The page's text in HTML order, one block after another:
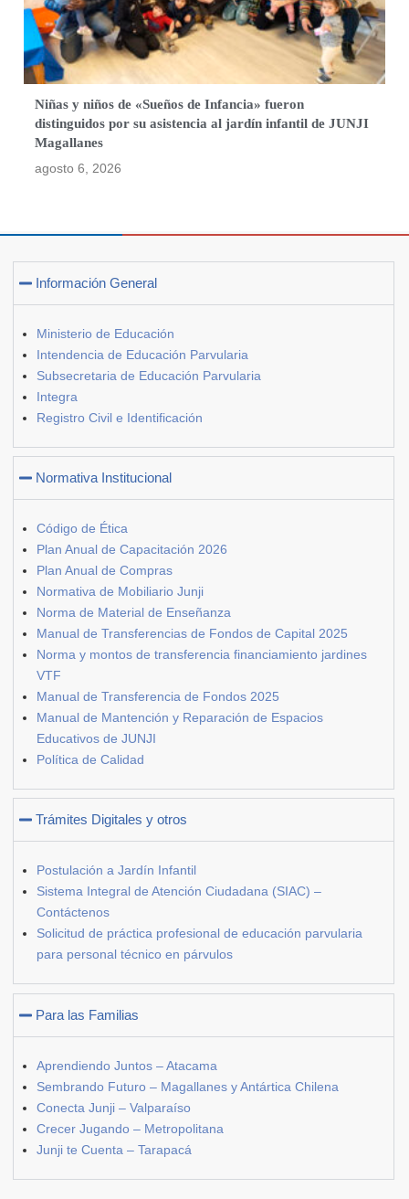
Niñas y niños de «Sueños de Infancia» fueron
distinguidos por su asistencia al jardín infantil de JUNJI
Magallanes
agosto 6, 2026
Información General
Ministerio de Educación
Intendencia de Educación Parvularia
Subsecretaria de Educación Parvularia
Integra
Registro Civil e Identificación
Normativa Institucional
Código de Ética
Plan Anual de Capacitación 2026
Plan Anual de Compras
Normativa de Mobiliario Junji
Norma de Material de Enseñanza
Manual de Transferencias de Fondos de Capital 2025
Norma y montos de transferencia financiamiento jardines
VTF
Manual de Transferencia de Fondos 2025
Manual de Mantención y Reparación de Espacios
Educativos de JUNJI
Política de Calidad
Trámites Digitales y otros
Postulación a Jardín Infantil
Sistema Integral de Atención Ciudadana (SIAC) –
Contáctenos
Solicitud de práctica profesional de educación parvularia
para personal técnico en párvulos
Para las Familias
Aprendiendo Juntos – Atacama
Sembrando Futuro – Magallanes y Antártica Chilena
Conecta Junji – Valparaíso
Crecer Jugando – Metropolitana
Junji te Cuenta – Tarapacá